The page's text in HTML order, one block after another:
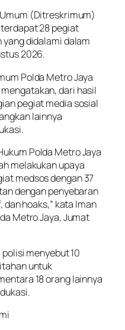
(Ditreskrimum)
28 pegiat
yang didalami dalam
2026.
Polda Metro Jaya
dari hasil
pegiat media sosial
lainnya
Polda Metro Jaya
melakukan upaya
medsos dengan 37
dengan penyebaran
hoaks,” kata Iman
Metro Jaya, Jumat
menyebut 10
untuk
18 orang lainnya